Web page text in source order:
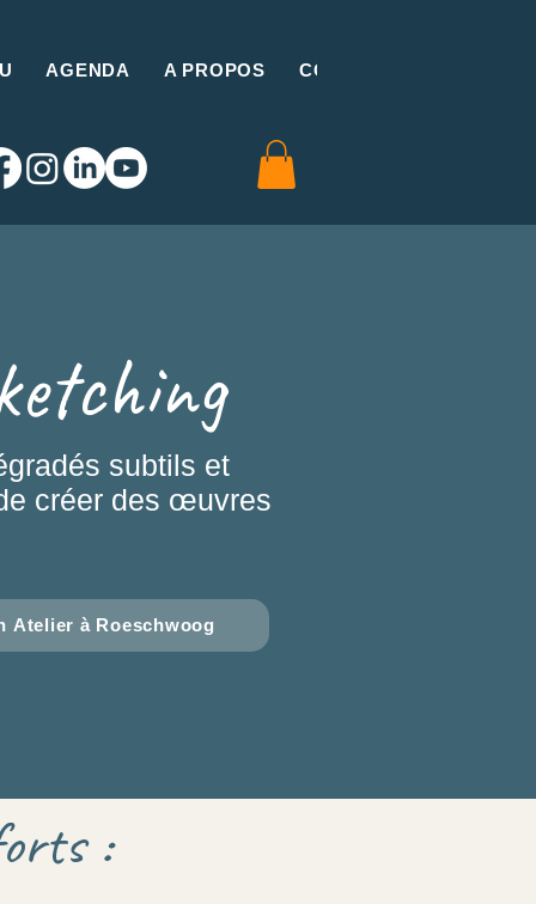
AGENDA A PROPOS CONTACT
subtils et
créer des œuvres
Atelier à Roeschwoog
: